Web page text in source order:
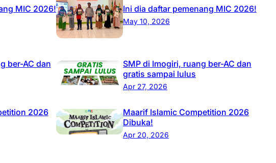
MIC 2026!
ber-AC dan
2026
Ini dia daftar pemenang MIC 2026!
May 10, 2026
SMP di Imogiri, ruang ber-AC dan
gratis sampai lulus
Apr 27, 2026
Maarif Islamic Competition 2026
Dibuka!
Apr 20, 2026